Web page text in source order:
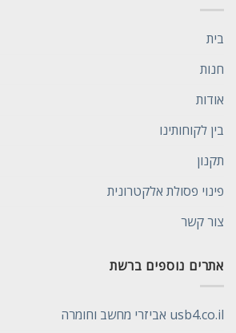
בית
חנות
אודות
בין לקוחותינו
תקנון
פינוי פסולת אלקטרונית
צור קשר
אתרים נוספים ברשת
usb4.co.il אביזרי מחשב וחומרה